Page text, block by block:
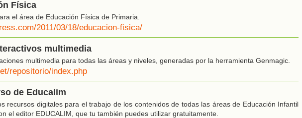
Física
el área de Educación Física de Primaria.
2011/03/18/educacion-fisica/
multimedia
multimedia para todas las áreas y niveles, generadas por la herramienta Genmagic.
repositorio/index.php
de Educalim
recursos digitales para el trabajo de los contenidos de todas las áreas de Educación Infantil
el editor EDUCALIM, que tu también puedes utilizar gratuitamente.